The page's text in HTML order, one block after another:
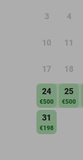
3 4
10 11
17 18
24
€500
25
€500
31
€198